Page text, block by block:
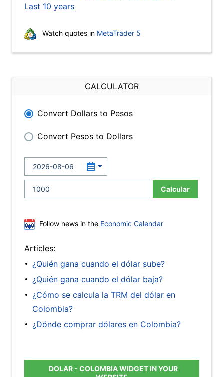
Last 10 years
Watch quotes in MetaTrader 5
CALCULATOR
Convert Dollars to Pesos
Convert Pesos to Dollars
Calcular
Follow news in the Economic Calendar
Articles:
¿Quién gana cuando el dólar sube?
¿Quién gana cuando el dólar baja?
¿Cómo se calcula la TRM del dólar en
Colombia?
¿Dónde comprar dólares en Colombia?
DOLAR - COLOMBIA WIDGET IN YOUR